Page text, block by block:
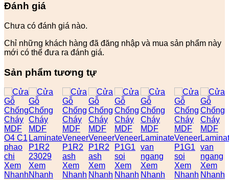
Đánh giá
Chưa có đánh giá nào.
Chỉ những khách hàng đã đăng nhập và mua sản phẩm này
mới có thể đưa ra đánh giá.
Sản phẩm tương tự
Xem
Nhanh
Xem
Nhanh
Xem
Nhanh
Xem
Nhanh
Xem
Nhanh
Xem
Nhanh
Xem
Nhanh
Xem
Nhanh